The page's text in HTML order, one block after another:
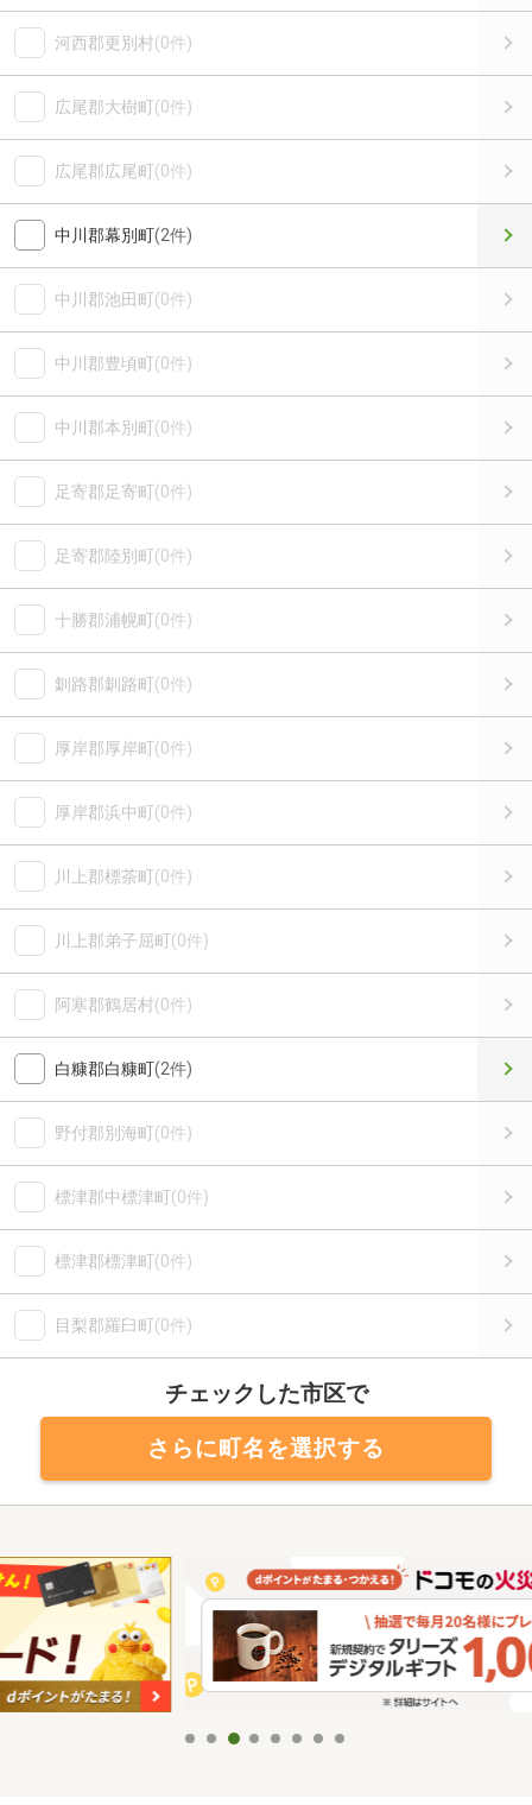
河西郡更別村(0件)
広尾郡大樹町(0件)
広尾郡広尾町(0件)
中川郡幕別町(2件)
中川郡池田町(0件)
中川郡豊頃町(0件)
中川郡本別町(0件)
足寄郡足寄町(0件)
足寄郡陸別町(0件)
十勝郡浦幌町(0件)
釧路郡釧路町(0件)
厚岸郡厚岸町(0件)
厚岸郡浜中町(0件)
川上郡標茶町(0件)
川上郡弟子屈町(0件)
阿寒郡鶴居村(0件)
白糠郡白糠町(2件)
野付郡別海町(0件)
標津郡中標津町(0件)
標津郡標津町(0件)
目梨郡羅臼町(0件)
チェックした市区で
さらに町名を選択する